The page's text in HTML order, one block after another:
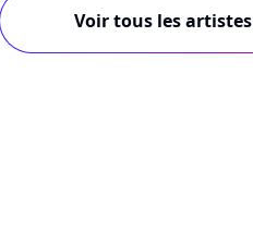
Voir tous les artistes